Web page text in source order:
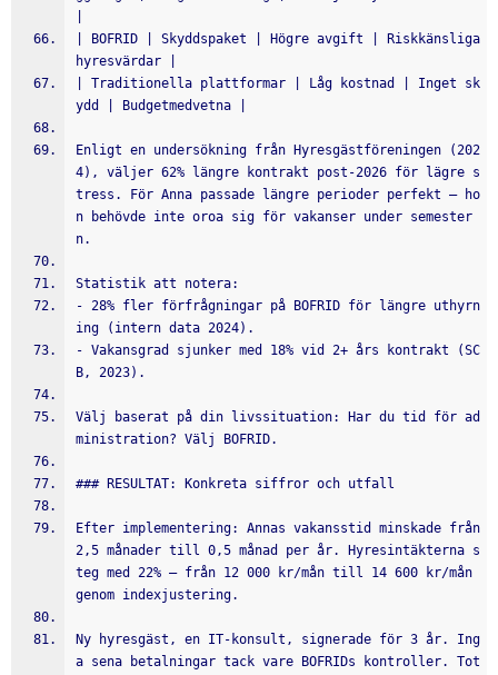
| BOFRID | Skyddspaket | Högre avgift | Riskkänsliga
hyresvärdar |
| Traditionella plattformar | Låg kostnad | Inget sk
ydd | Budgetmedvetna |
Enligt en undersökning från Hyresgästföreningen (202
4), väljer 62% längre kontrakt post-2026 för lägre s
tress. För Anna passade längre perioder perfekt – ho
n behövde inte oroa sig för vakanser under semester
n.
Statistik att notera:
- 28% fler förfrågningar på BOFRID för längre uthyrn
ing (intern data 2024).
- Vakansgrad sjunker med 18% vid 2+ års kontrakt (SC
B, 2023).
Välj baserat på din livssituation: Har du tid för ad
ministration? Välj BOFRID.
### RESULTAT: Konkreta siffror och utfall
Efter implementering: Annas vakansstid minskade från
2,5 månader till 0,5 månad per år. Hyresintäkterna s
teg med 22% – från 12 000 kr/mån till 14 600 kr/mån
genom indexjustering.
Ny hyresgäst, en IT-konsult, signerade för 3 år. Ing
a sena betalningar tack vare BOFRIDs kontroller. Tot